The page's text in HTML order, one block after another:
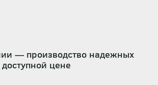
— производство надежных
цене